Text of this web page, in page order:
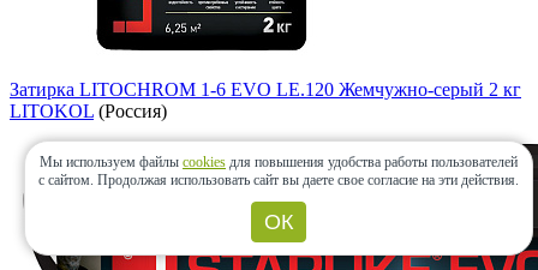
Затирка LITOCHROM 1-6 EVO LE.120 Жемчужно-серый 2 кг
LITOKOL (Россия)
Мы используем файлы cookies для повышения удобства работы пользователей
с сайтом. Продолжая использовать сайт вы даете свое согласие на эти действия.
ОК